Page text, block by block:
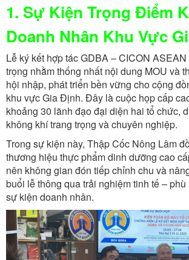
CICON
ASEAN
1. Sự Kiện Trọng Điểm
Doanh Nhân Khu Vực
Lễ ký kết hợp tác GDBA – CICON
trọng nhằm thống nhất nội dung MOU và
hội nhập, phát triển bền vững cho cộng
khu vực Gia Định. Đây là cuộc họp cấp
khoảng 30 lãnh đạo đại diện hai tổ chức,
không khí trang trọng và chuyên nghiệp.
Trong sự kiện này, Thập Cốc Nông Lâm
thương hiệu thực phẩm dinh dưỡng cao
nên không gian đón tiếp chỉnh chu và
buổi lễ thông qua trải nghiệm tinh tế –
sự kiện doanh nhân.